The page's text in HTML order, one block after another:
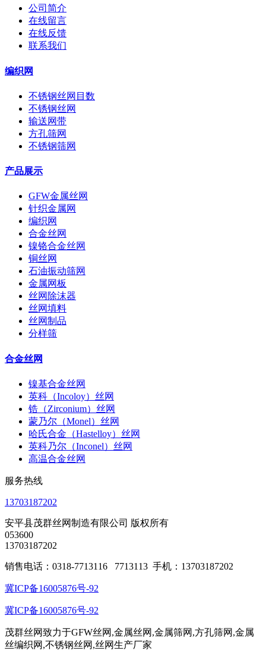
公司简介
在线留言
在线反馈
联系我们
编织网
不锈钢丝网目数
不锈钢丝网
输送网带
方孔筛网
不锈钢筛网
产品展示
GFW金属丝网
针织金属网
编织网
合金丝网
镍铬合金丝网
铜丝网
石油振动筛网
金属网板
丝网除沫器
丝网填料
丝网制品
分样筛
合金丝网
镍基合金丝网
英科（Incoloy）丝网
锆（Zirconium）丝网
蒙乃尔（Monel）丝网
哈氏合金（Hastelloy）丝网
英科乃尔（Inconel）丝网
高温合金丝网
服务热线
13703187202
安平县茂群丝网制造有限公司 版权所有
053600
13703187202
销售电话：0318-7713116 7713113 手机：13703187202
冀ICP备16005876号-92
冀ICP备16005876号-92
茂群丝网致力于GFW丝网,金属丝网,金属筛网,方孔筛网,金属
丝编织网,不锈钢丝网,丝网生产厂家